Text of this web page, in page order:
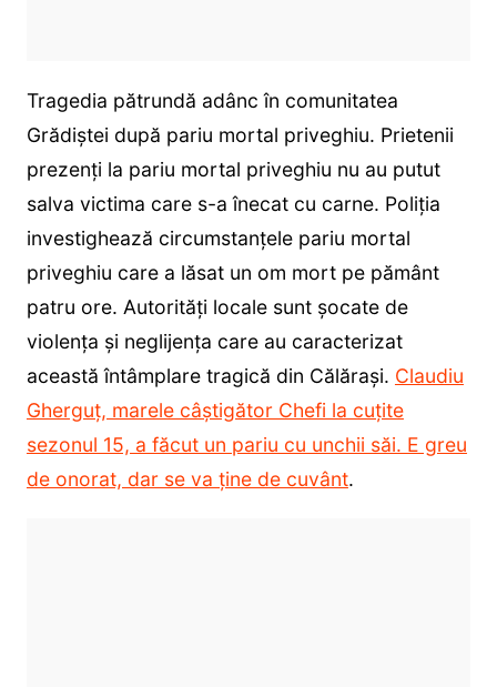
Tragedia pătrundă adânc în comunitatea
Grădiștei după pariu mortal priveghiu. Prietenii
prezenți la pariu mortal priveghiu nu au putut
salva victima care s-a înecat cu carne. Poliția
investighează circumstanțele pariu mortal
priveghiu care a lăsat un om mort pe pământ
patru ore. Autorități locale sunt șocate de
violența și neglijența care au caracterizat
această întâmplare tragică din Călărași. Claudiu
Gherguț, marele câștigător Chefi la cuțite
sezonul 15, a făcut un pariu cu unchii săi. E greu
de onorat, dar se va ține de cuvânt.